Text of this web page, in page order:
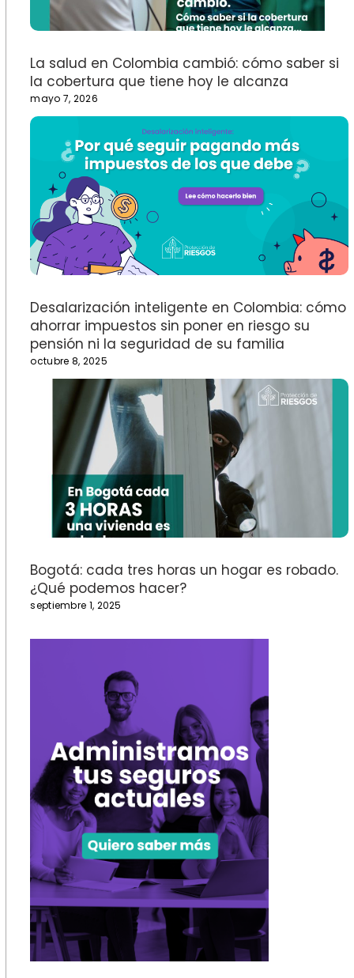
La salud en Colombia cambió: cómo saber si
la cobertura que tiene hoy le alcanza
mayo 7, 2026
Desalarización inteligente en Colombia: cómo
ahorrar impuestos sin poner en riesgo su
pensión ni la seguridad de su familia
octubre 8, 2025
Bogotá: cada tres horas un hogar es robado.
¿Qué podemos hacer?
septiembre 1, 2025